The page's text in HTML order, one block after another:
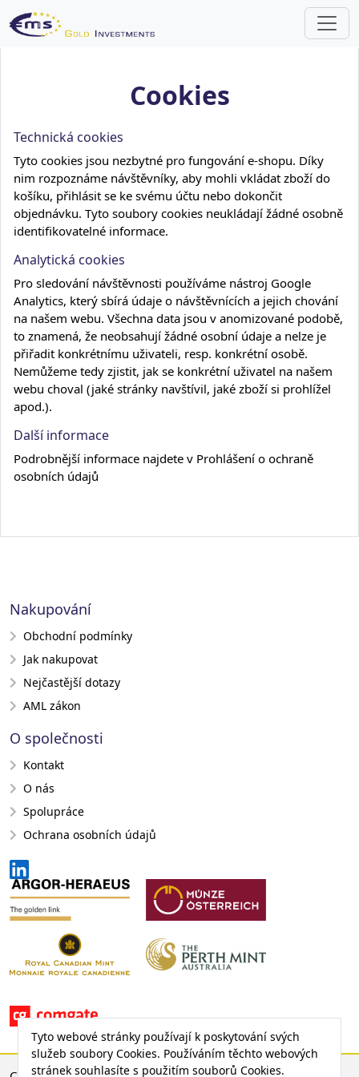
Cookies
Technická cookies
Tyto cookies jsou nezbytné pro fungování e-shopu. Díky
nim rozpoznáme návštěvníky, aby mohli vkládat zboží do
košíku, přihlásit se ke svému účtu nebo dokončit
objednávku. Tyto soubory cookies neukládají žádné osobně
identifikovatelné informace.
Analytická cookies
Pro sledování návštěvnosti používáme nástroj Google
Analytics, který sbírá údaje o návštěvnících a jejich chování
na našem webu. Všechna data jsou v anomizované podobě,
to znamená, že neobsahují žádné osobní údaje a nelze je
přiřadit konkrétnímu uživateli, resp. konkrétní osobě.
Nemůžeme tedy zjistit, jak se konkrétní uživatel na našem
webu choval (jaké stránky navštívil, jaké zboží si prohlížel
apod.).
Další informace
Podrobnější informace najdete v Prohlášení o ochraně
osobních údajů
Tyto webové stránky používají k poskytování svých
služeb soubory Cookies. Používáním těchto webových
stránek souhlasíte s použitím souborů Cookies.
Nakupování
Obchodní podmínky
Jak nakupovat
Nejčastější dotazy
AML zákon
O společnosti
Kontakt
O nás
Spolupráce
Ochrana osobních údajů